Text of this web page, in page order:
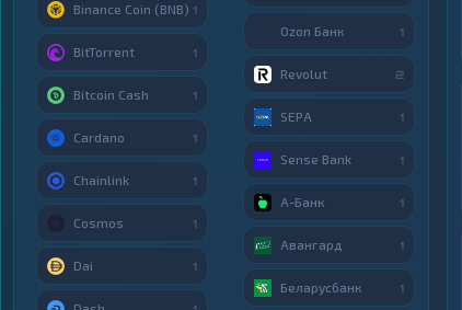
Binance Coin (BNB) 1
BitTorrent 1
Bitcoin Cash 1
Cardano 1
Chainlink 1
Cosmos 1
Dai 1
Ozon Банк 1
Revolut 2
SEPA 1
Sense Bank 1
А-Банк 1
Авангард 1
Беларусбанк 1